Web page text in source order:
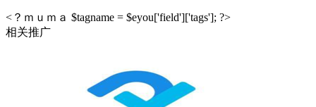
<？ｍｕｍａ $tagname = $eyou['field']['tags']; ?>
相关推广